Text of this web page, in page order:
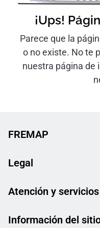
¡Ups!
Parece que la
o no existe. No te
nuestra página de
FREMAP
Legal
Atención y servicios
Información del